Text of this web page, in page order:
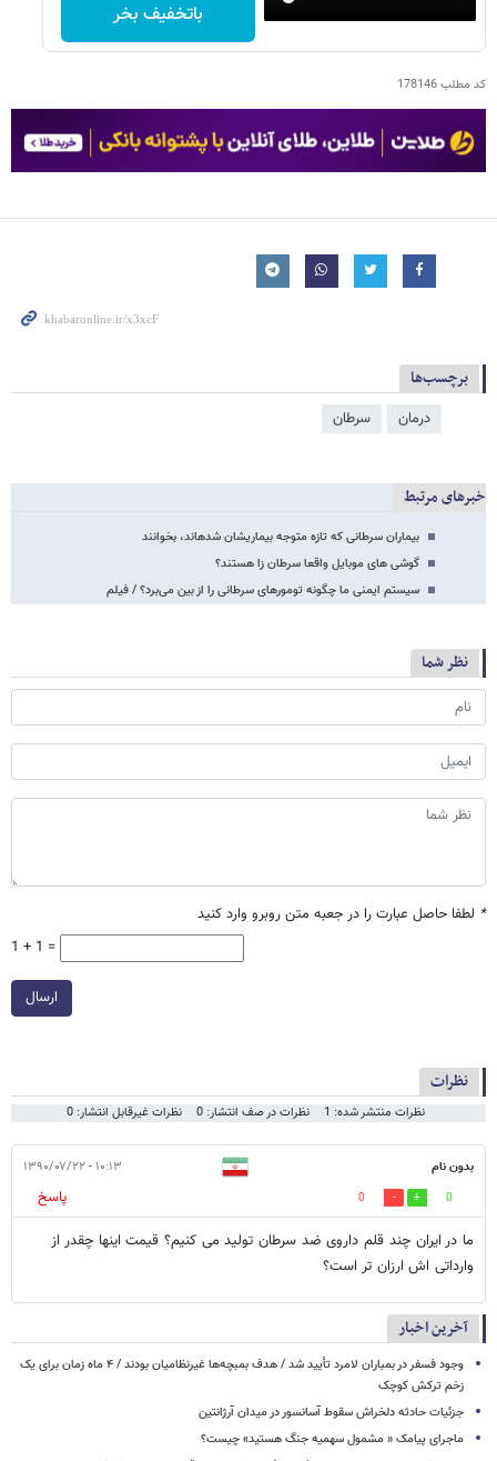
باتخفیف بخر
کد مطلب178146
برچسب‌ها
درمان سرطان
خبرهای مرتبط
بیماران سرطانی که تازه متوجه بیماری​​شان شده​اند، بخوانند
گوشی های موبایل واقعا سرطان زا هستند؟
سیستم ایمنی ما چگونه تومورهای سرطانی را از بین می‌برد؟ / فیلم
نظر شما
* لطفا حاصل عبارت را در جعبه متن روبرو وارد کنید
1 + 1 =
ارسال
نظرات
نظرات منتشر شده: 1 نظرات در صف انتشار: 0 نظرات غیرقابل انتشار: 0
بدون نام ۱۰:۱۳ - ۱۳۹۰/۰۷/۲۲
0
0
پاسخ
ما در ایران چند قلم داروی ضد سرطان تولید می کنیم؟ قیمت اینها چقدر از
وارداتی اش ارزان تر است؟
آخرین اخبار
وجود فسفر در بمباران لامرد تأیید شد / هدف بمبچه‌ها غیرنظامیان بودند / ۴ ماه زمان برای یک
زخم ترکش کوچک
جزئیات حادثه دلخراش سقوط آسانسور در میدان آرژانتین
ماجرای پیامک « مشمول سهمیه جنگ هستید» چیست؟